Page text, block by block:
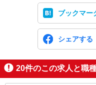
ブックマー
シェアする
20件のこの求人と職